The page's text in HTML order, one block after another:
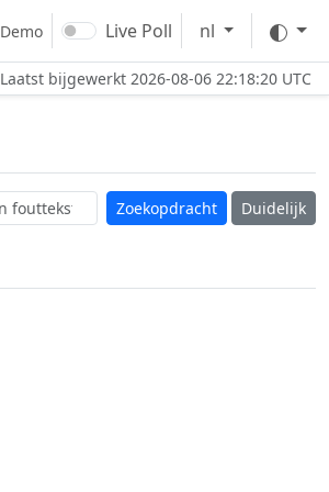
Demo Live Poll nl
Laatst bijgewerkt 2026-08-06 22:18:20 UTC
Duidelijk